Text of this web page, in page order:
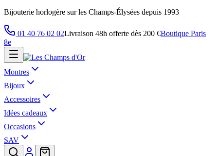
Bijouterie horlogère sur les Champs-Élysées depuis 1993
01 40 76 02 02Livraison 48h offerte dès 200 €Boutique Paris
8e
Montres
Bijoux
Accessoires
Idées cadeaux
Occasions
SAV